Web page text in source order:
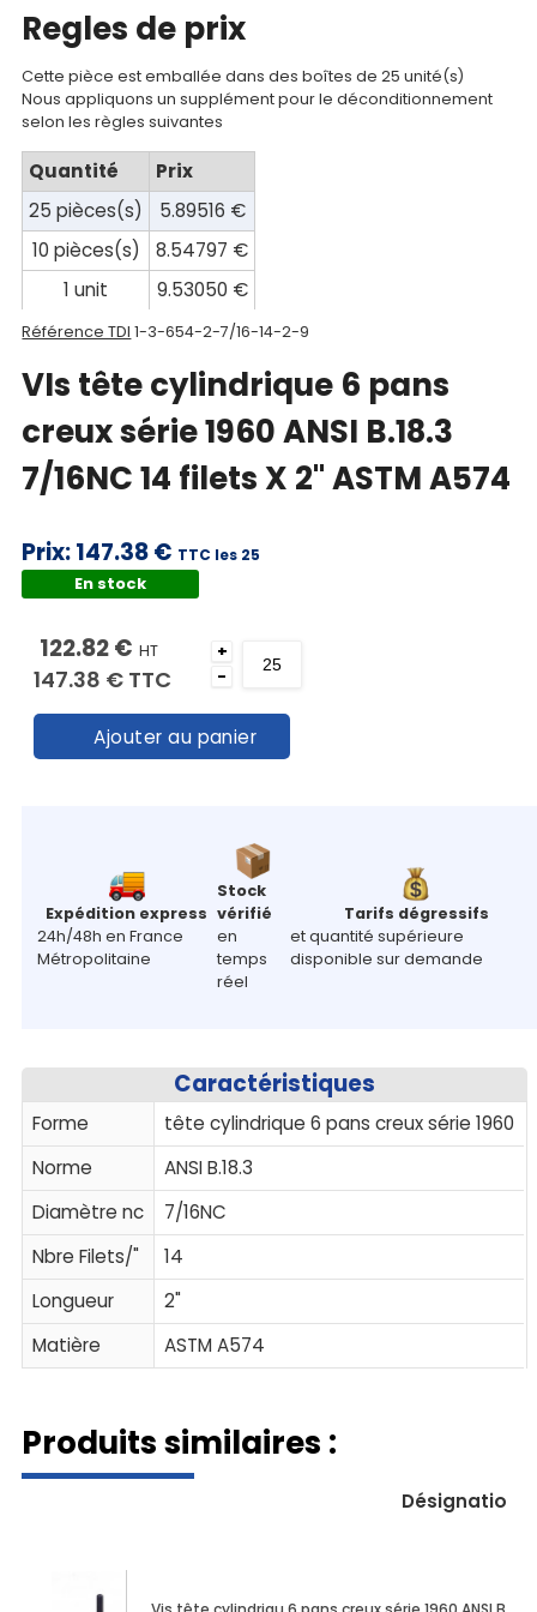
compte
Mon
panier
Contact
Regles de prix
Cette pièce est emballée dans des boîtes de 25 unité(s)
Nous appliquons un supplément pour le déconditionnement
selon les règles suivantes
Quantité
Prix
25 pièces(s)
5.89516 €
10 pièces(s)
8.54797 €
1 unit
9.53050 €
Référence TDI 1-3-654-2-7/16-14-2-9
VIs tête cylindrique 6 pans
creux série 1960 ANSI B.18.3
7/16NC 14 filets X 2" ASTM A574
Prix:147.38 € TTC les 25
En stock
122.82 € HT
147.38 € TTC
+
-
Ajouter au panier
Expédition express
24h/48h en France
Métropolitaine
Stock
vérifié
en
temps
réel
Tarifs dégressifs
et quantité supérieure
disponible sur demande
Caractéristiques
Forme
tête cylindrique 6 pans creux série 1960
Norme
ANSI B.18.3
Diamètre nc
7/16NC
Nbre Filets/"
14
Longueur
2"
Matière
ASTM A574
Produits similaires :
Désignation